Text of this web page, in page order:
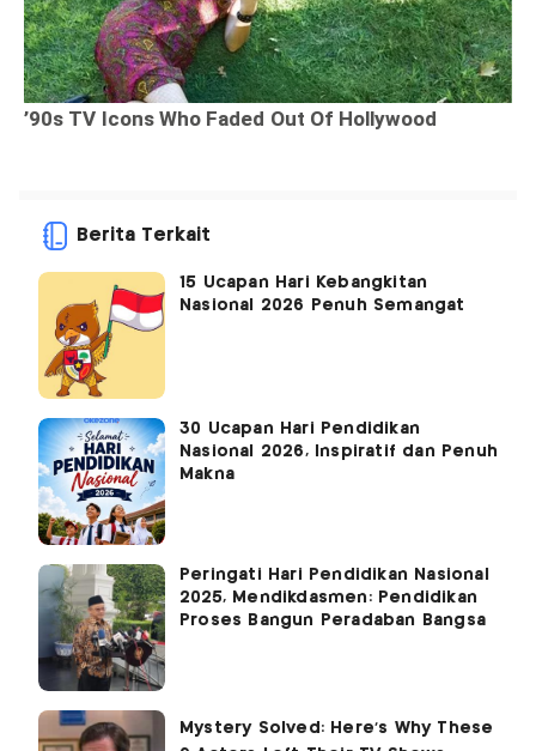
Berita Terkait
15 Ucapan Hari Kebangkitan
Nasional 2026 Penuh Semangat
30 Ucapan Hari Pendidikan
Nasional 2026, Inspiratif dan Penuh
Makna
Peringati Hari Pendidikan Nasional
2025, Mendikdasmen: Pendidikan
Proses Bangun Peradaban Bangsa